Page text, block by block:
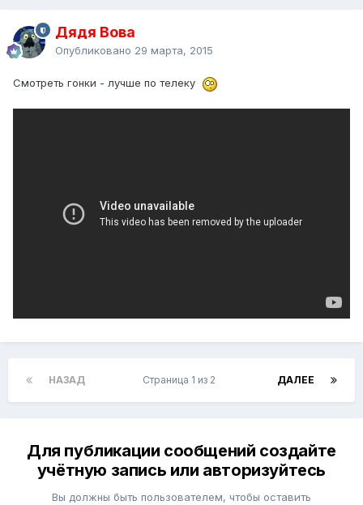
Дядя Вова
Опубликовано 29 марта, 2015
Смотреть гонки - лучше по телеку
НАЗАД ДАЛЕЕ
Страница 1 из 2
Для публикации сообщений создайте
учётную запись или авторизуйтесь
Вы должны быть пользователем, чтобы оставить